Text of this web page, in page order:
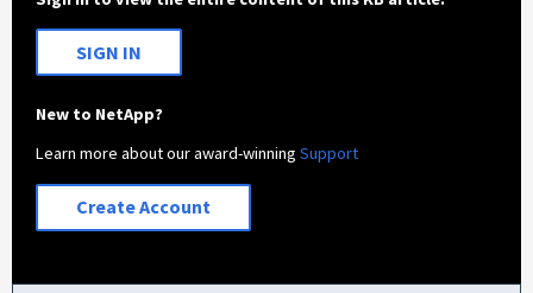
SIGN IN
New to NetApp?
Learn more about our award-winningSupport
Create Account